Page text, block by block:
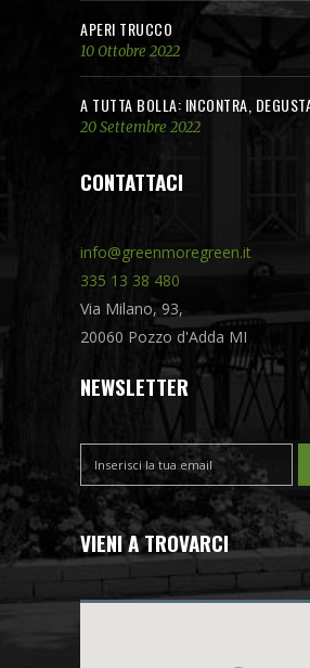
APERI TRUCCO
10 Ottobre 2022
A TUTTA BOLLA: INCONTRA,
20 Settembre 2022
CONTATTACI
info@greenmoregreen.it
335 13 38 480
Via Milano, 93,
20060 Pozzo d'Adda MI
NEWSLETTER
VIENI A TROVARCI